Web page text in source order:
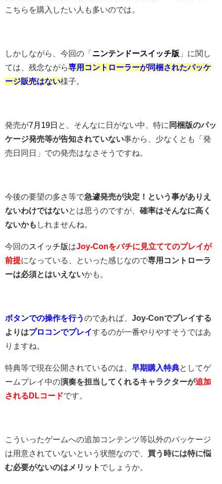
こちらを購入したい人も多いのでは。
しかしながら、今回の「 ニンテンドースイッチ版 」に関し
ては、残念ながら専用コントローラーが同梱されたパッケ
ージ販売はない様子。
発売が7月19日 と、そんなに日がない中、特に 同梱版のパッ
ケージ発売等が告知されていない事から、少なくとも「発
売日同日」での発売はなさそうですね。
今後の要望の多さ等で急遽発売が決定！という事がありえ
ないわけではないとは思うのですが、 確率はそんなに高く
ないかも しれませんね。
今回のスイッチ版はJoy-Conをバチに見立ててのプレイが
前提になっている、といった感じなので専用コントローラ
ーは必須とはいえないかも。
ボタンでの操作を行うのであれば、 Joy-Conでプレイする
よりはプロコンでプレイするのが一番やりやすそうではあ
りますね。
特典等で現在公開されているのは、 早期購入特典としてゲ
ームプレイ中の演奏を担当してくれるキャラクターが追加
されるDLコードです。
こういったゲームへの追加コンテンツ等以外のパッケージ
は用意されていないという状態なので、 買う時には特に悩
む必要がないのはメリット でしょうか。